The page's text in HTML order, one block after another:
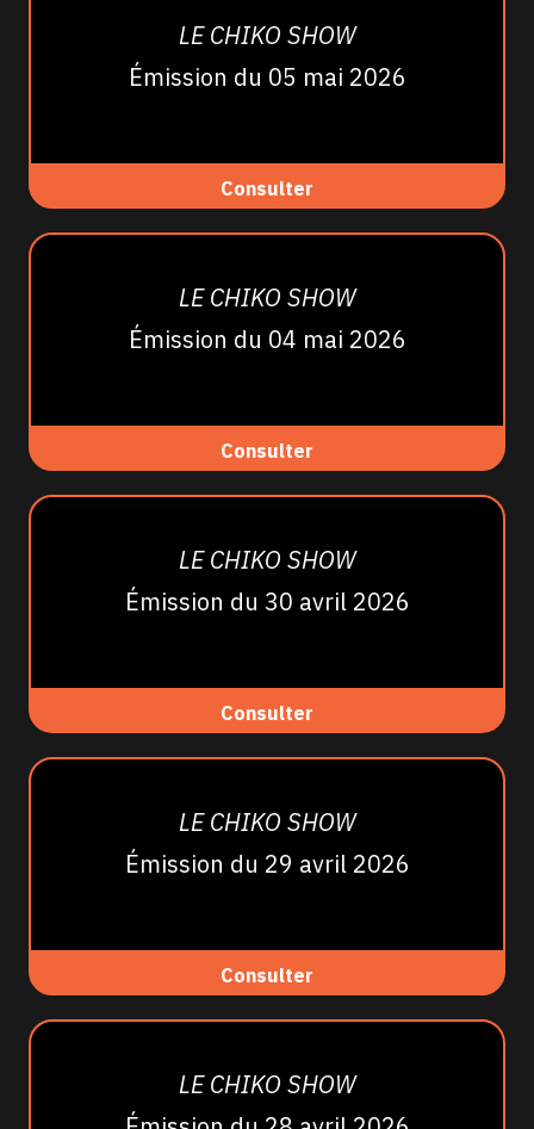
LE CHIKO SHOW
Émission du 05 mai 2026
Consulter
LE CHIKO SHOW
Émission du 04 mai 2026
Consulter
LE CHIKO SHOW
Émission du 30 avril 2026
Consulter
LE CHIKO SHOW
Émission du 29 avril 2026
Consulter
LE CHIKO SHOW